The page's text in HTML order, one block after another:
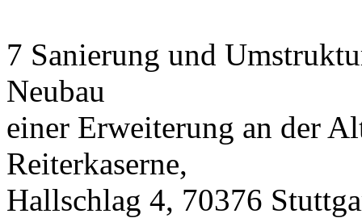
7 Sanierung und
Neubau
einer Erweiterung an der
Reiterkaserne,
Hallschlag 4, 70376